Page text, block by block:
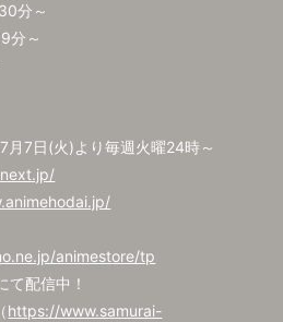
分～
分～
7日(火)より毎週火曜24時～
animestore/tp
配信中！
https://www.samurai-